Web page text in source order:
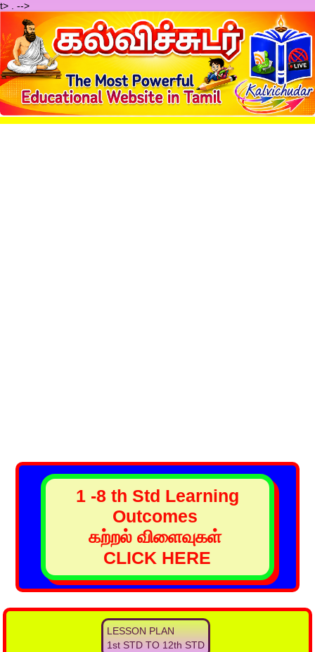
t> -->
1 -8 th Std Learning
Outcomes
கற்றல் விளைவுகள்
CLICK HERE
LESSON PLAN
1st STD TO 12th STD